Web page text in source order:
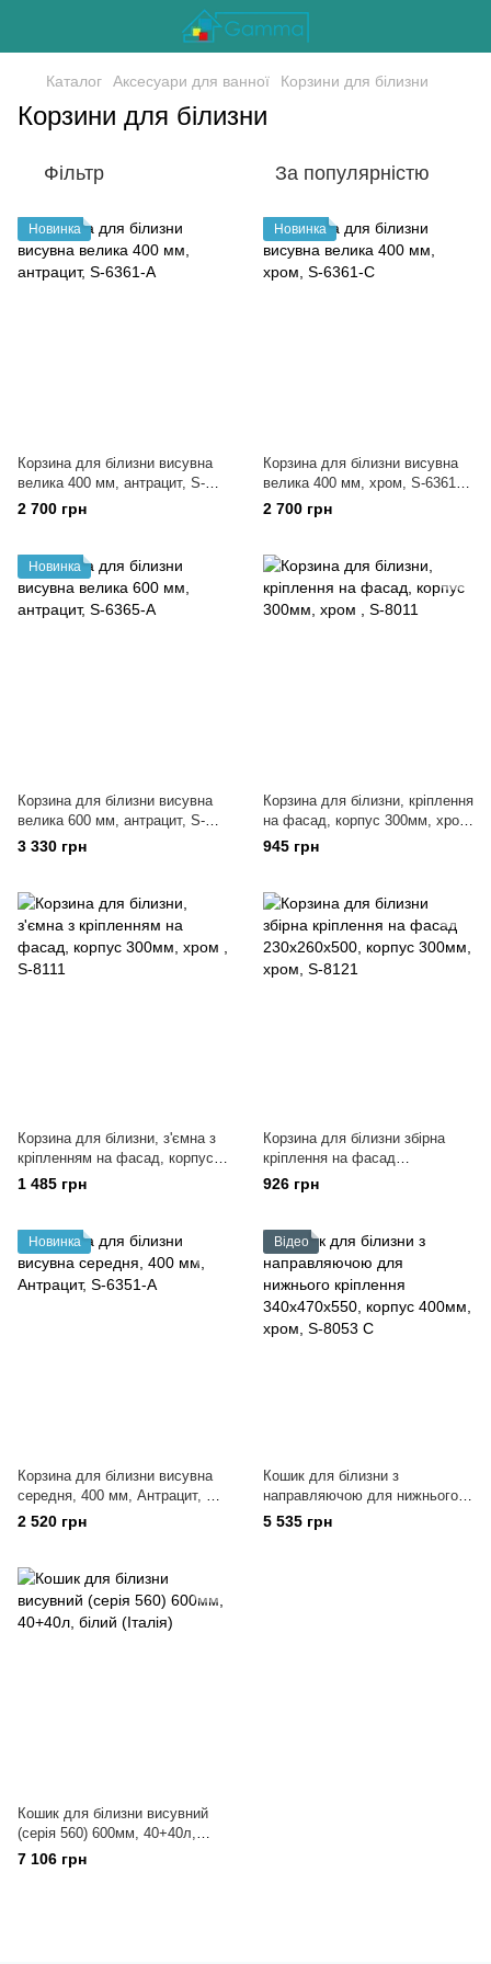
Каталог Аксесуари для ванної Корзини для білизни
Корзини для білизни
Фільтр За популярністю
Новинка
Корзина для білизни висувна
велика 400 мм, антрацит, S-
6361-A
2 700 грн
Новинка
Корзина для білизни висувна
велика 400 мм, хром, S-6361-
С
2 700 грн
Новинка
Корзина для білизни висувна
велика 600 мм, антрацит, S-
6365-A
3 330 грн
Корзина для білизни, кріплення
на фасад, корпус 300мм, хром
, S-8011
945 грн
Корзина для білизни, з'ємна з
кріпленням на фасад, корпус
300мм, хром , S-8111
1 485 грн
Корзина для білизни збірна
кріплення на фасад
230х260х500, корпус 300мм,
хром, S-8121
926 грн
Новинка
Корзина для білизни висувна
середня, 400 мм, Антрацит, S-
6351-A
2 520 грн
Відео
Кошик для білизни з
направляючою для нижнього
кріплення 340х470х550, корпус
400мм, хром, S-8053 C
5 535 грн
Кошик для білизни висувний
(серія 560) 600мм, 40+40л,
білий (Італія)
7 106 грн